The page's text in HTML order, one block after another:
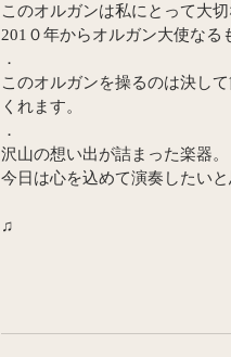
このオルガンは私にとって大切
201０年からオルガン大使なる
．
このオルガンを操るのは決し
くれます。
．
沢山の想い出が詰まった楽器。
今日は心を込めて演奏したいと
♫